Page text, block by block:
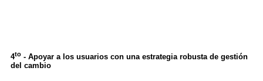
4to - Apoyar a los usuarios con una estrategia robusta de gestión
del cambio